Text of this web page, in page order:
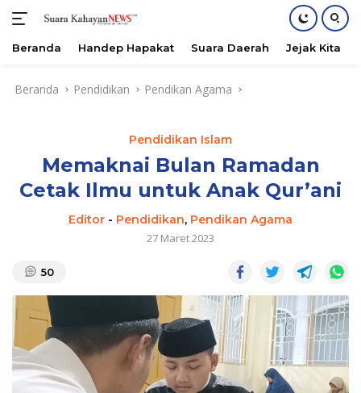
Beranda Handep Hapakat Suara Daerah Jejak Kita
Beranda Pendidikan Pendikan Agama
Pendidikan Islam
Memaknai Bulan Ramadan
Cetak Ilmu untuk Anak Qur’ani
Editor - Pendidikan, Pendikan Agama
27 Maret 2023
50